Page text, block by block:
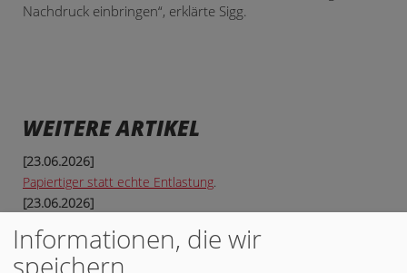
Nachdruck einbringen“, erklärte Sigg.
WEITERE ARTIKEL
[23.06.2026]
Papiertiger statt echte Entlastung
[23.06.2026]
[15.06.2026]
Zwischen Rheintalbahn und Deutschlandtakt – Aus- und
Informationen, die wir
speichern